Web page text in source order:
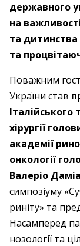
державного
на
та
та
Поважним
України став
Італійського
хірургії
академії
онкології
Валеріо
симпозіуму
риніту» та
Насамперед
нозології та